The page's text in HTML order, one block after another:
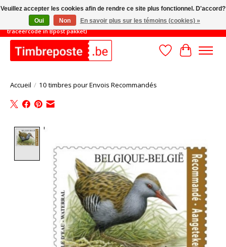
TOT 31/8: MINIMAAL ORDERBEDRAG 45€ (gratis verzending met
traceercode in Bpost pakket)
Liste dePanier
Accueil / 10 timbres pour Envois Recommandés
Product image slideshow Items
Veuillez accepter les cookies afin de rendre ce site plus fonctionnel. D'accord?
Oui
Non En savoir plus sur les témoins (cookies) »